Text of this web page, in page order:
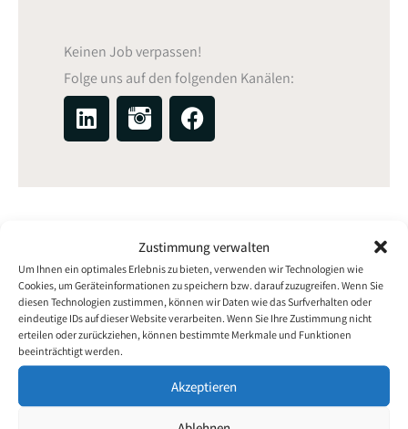
Zustimmung verwalten
Um Ihnen ein optimales Erlebnis zu bieten, verwenden wir Technologien wie
Cookies, um Geräteinformationen zu speichern bzw. darauf zuzugreifen. Wenn Sie
diesen Technologien zustimmen, können wir Daten wie das Surfverhalten oder
eindeutige IDs auf dieser Website verarbeiten. Wenn Sie Ihre Zustimmung nicht
erteilen oder zurückziehen, können bestimmte Merkmale und Funktionen
beeinträchtigt werden.
Akzeptieren
Keinen Job verpassen!
Folge uns auf den folgenden Kanälen:
L
i
n
n
F
a
c
o
k